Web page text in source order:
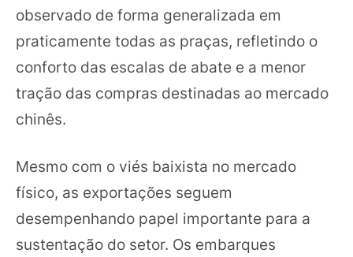
observado de forma generalizada em
praticamente todas as praças, refletindo o
conforto das escalas de abate e a menor
tração das compras destinadas ao mercado
chinês.
Mesmo com o viés baixista no mercado
físico, as exportações seguem
desempenhando papel importante para a
sustentação do setor. Os embarques